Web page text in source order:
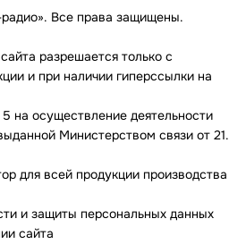
Все права защищены.
разрешается только с
и при наличии гиперссылки на
на осуществление деятельности
Министерством связи от 21.
для всей продукции производства
и защиты персональных данных
сайта